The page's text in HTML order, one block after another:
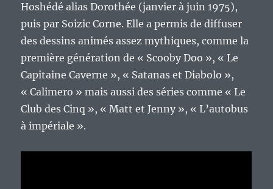
Hoshédé alias Dorothée (janvier à juin 1975),
puis par Soizic Corne. Elle a permis de diffuser
des dessins animés assez mythiques, comme la
première génération de « Scooby Doo », « Le
Capitaine Caverne », « Satanas et Diabolo »,
« Calimero » mais aussi des séries comme « Le
Club des Cinq », « Matt et Jenny », « L’autobus
à impériale ».